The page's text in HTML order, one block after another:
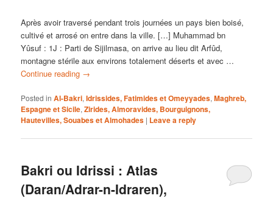
Après avoir traversé pendant trois journées un pays bien boisé,
cultivé et arrosé on entre dans la ville. […] Muhammad bn
Yûsuf : 1J : Parti de Sijilmasa, on arrive au lieu dit Arfûd,
montagne stérile aux environs totalement déserts et avec …
Continue reading →
Posted in Al-Bakri,Idrissides, Fatimides et Omeyyades,Maghreb,
Espagne et Sicile,Zirides, Almoravides, Bourguignons,
Hautevilles, Souabes et Almohades | Leave a reply
Bakri ou Idrissi : Atlas
(Daran/Adrar-n-Idraren),